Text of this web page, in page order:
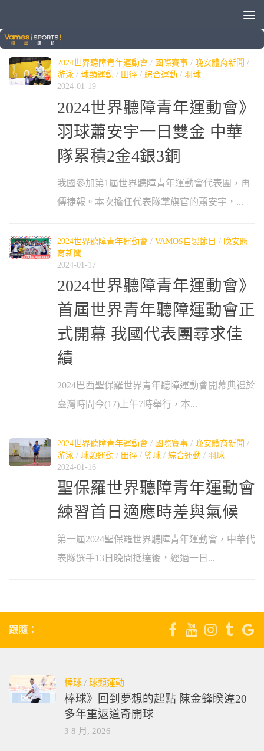
標籤：蕭安宇
2024世界聽障青年運動會 / 國際賽事 / 晚安體育新聞 /
游泳 / 球類運動 / 田徑 / 綜合運動 / 羽球
2024-01-19
2024世界聽障青年運動會》
羽球蕭安宇一日雙金 中華
隊累積2金4銀3銅
我國參加第1屆世界聽障青年運動會代表團，再
傳捷報。本次擔任代表隊掌旗官的蕭安宇，...
2024世界聽障青年運動會 / VAMOS自製節目 / 晚安體
育新聞
2024-01-17
2024世界聽障青年運動會》
首屆世界青年聽障運動會正
式開幕 我國代表團尋求佳
績
2024巴西聖保羅世界青年聽障運動會開幕典禮於
臺灣時間今(17)上午7時舉行，本...
2024世界聽障青年運動會 / 國際賽事 / 晚安體育新聞 /
游泳 / 球類運動 / 田徑 / 籃球 / 綜合運動 / 羽球
2024-01-16
聖保羅世界聽障青年運動會
練習首日適應時差與氣候
第一屆2024聖保羅世界聽障青年運動會，中華代
表隊選手13日晚間抵達後，經過一日...
跟隨：
棒球 / 球類運動
棒球》回到夢想的起點 陳金鋒睽違20
多年重返道奇開球
3 8 月, 2026